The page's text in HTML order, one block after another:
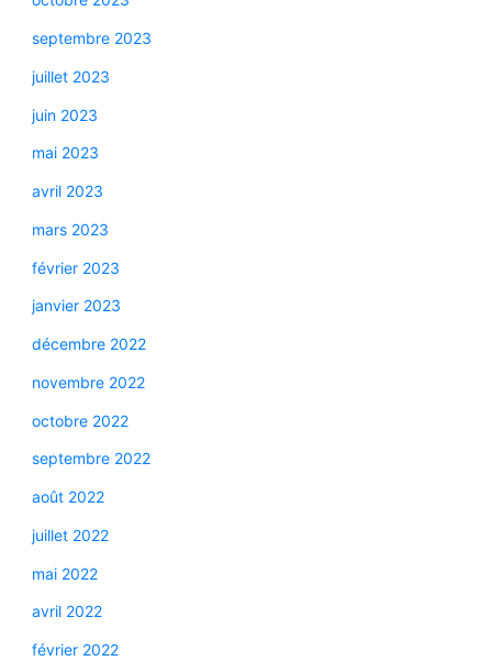
septembre 2023
juillet 2023
juin 2023
mai 2023
avril 2023
mars 2023
février 2023
janvier 2023
décembre 2022
novembre 2022
octobre 2022
septembre 2022
août 2022
juillet 2022
mai 2022
avril 2022
février 2022